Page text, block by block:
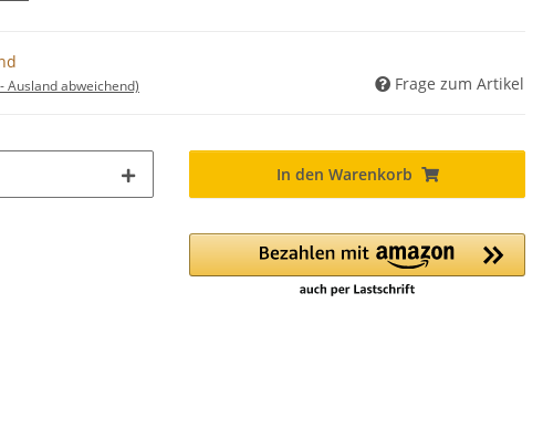
Ausland abweichend) Frage zum Artikel
In den Warenkorb